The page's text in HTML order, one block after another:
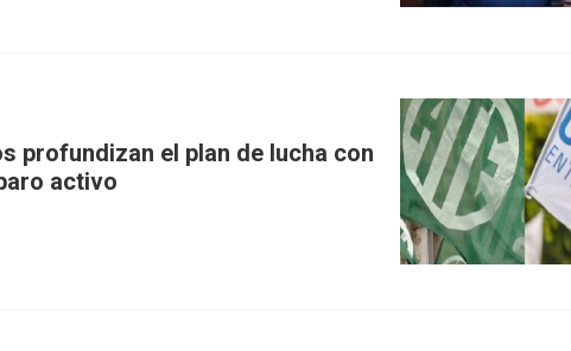
profundizan el plan de lucha con
activo